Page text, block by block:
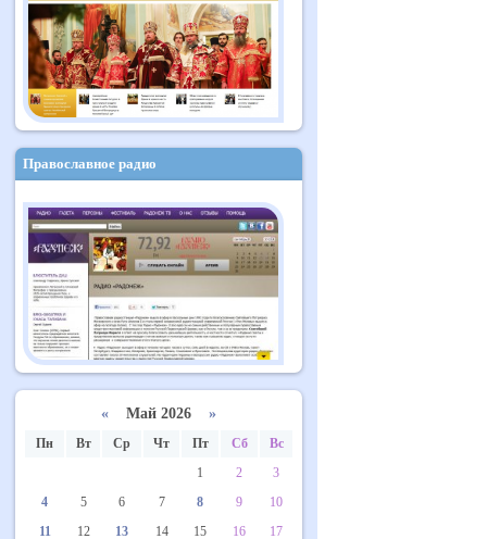
Православное радио
« Май 2026 »
Пн Вт Ср Чт Пт Сб
Вс
1
2
3
4
5 6 7 8 9
10
11
12 13 14 15 16
17